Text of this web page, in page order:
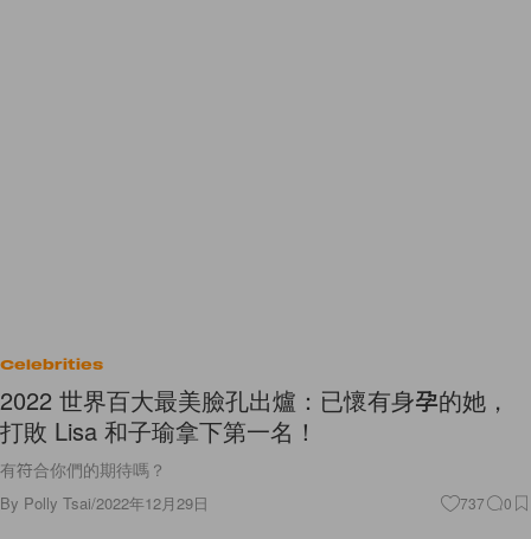
Celebrities
2022 世界百大最美臉孔出爐：已懷有身孕的她，
打敗 Lisa 和子瑜拿下第一名！
有符合你們的期待嗎？
By Polly Tsai/2022年12月29日 737 0